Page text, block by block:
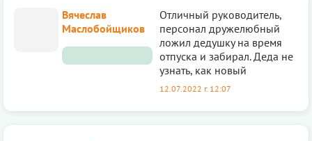
Вячеслав
Маслобойщиков
Отличный руководитель,
персонал дружелюбный
ложил дедушку на время
отпуска и забирал. Деда не
узнать, как новый
12.07.2022 г. 12:07